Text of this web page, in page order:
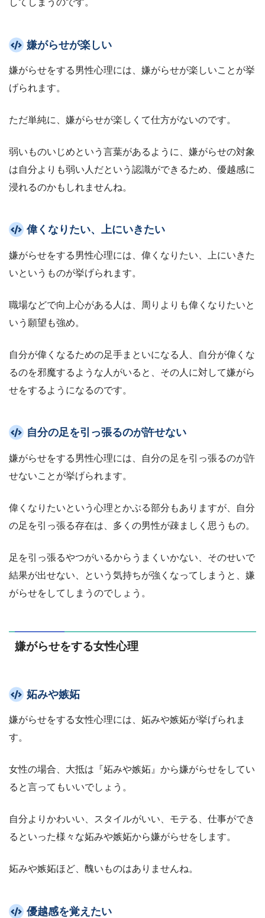
してしまうのです。
嫌がらせが楽しい
嫌がらせをする男性心理には、嫌がらせが楽しいことが挙
げられます。
ただ単純に、嫌がらせが楽しくて仕方がないのです。
弱いものいじめという言葉があるように、嫌がらせの対象
は自分よりも弱い人だという認識ができるため、優越感に
浸れるのかもしれませんね。
偉くなりたい、上にいきたい
嫌がらせをする男性心理には、偉くなりたい、上にいきた
いというものが挙げられます。
職場などで向上心がある人は、周りよりも偉くなりたいと
いう願望も強め。
自分が偉くなるための足手まといになる人、自分が偉くな
るのを邪魔するような人がいると、その人に対して嫌がら
せをするようになるのです。
自分の足を引っ張るのが許せない
嫌がらせをする男性心理には、自分の足を引っ張るのが許
せないことが挙げられます。
偉くなりたいという心理とかぶる部分もありますが、自分
の足を引っ張る存在は、多くの男性が疎ましく思うもの。
足を引っ張るやつがいるからうまくいかない、そのせいで
結果が出せない、という気持ちが強くなってしまうと、嫌
がらせをしてしまうのでしょう。
嫌がらせをする女性心理
妬みや嫉妬
嫌がらせをする女性心理には、妬みや嫉妬が挙げられま
す。
女性の場合、大抵は『妬みや嫉妬』から嫌がらせをしてい
ると言ってもいいでしょう。
自分よりかわいい、スタイルがいい、モテる、仕事ができ
るといった様々な妬みや嫉妬から嫌がらせをします。
妬みや嫉妬ほど、醜いものはありませんね。
優越感を覚えたい